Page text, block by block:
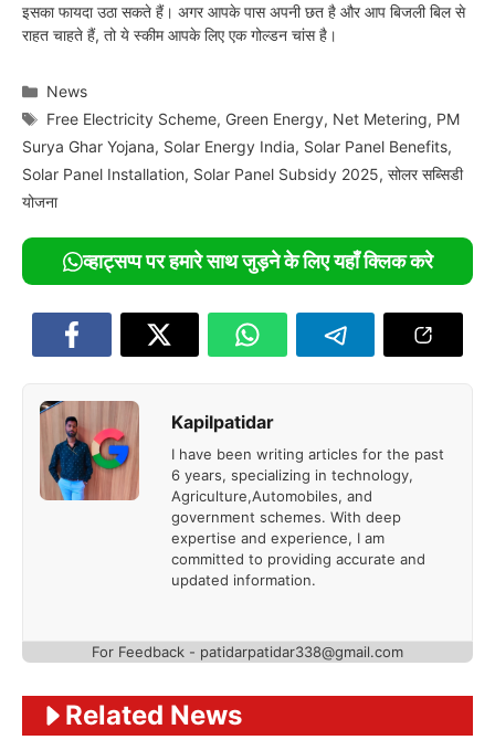
इसका फायदा उठा सकते हैं। अगर आपके पास अपनी छत है और आप बिजली बिल से
राहत चाहते हैं, तो ये स्कीम आपके लिए एक गोल्डन चांस है।
Categories
News
Tags
Free Electricity Scheme, Green Energy, Net Metering, PM
Surya Ghar Yojana, Solar Energy India, Solar Panel Benefits,
Solar Panel Installation, Solar Panel Subsidy 2025, सोलर सब्सिडी
योजना
व्हाट्सप्प पर हमारे साथ जुड़ने के लिए यहाँ क्लिक करे
Kapilpatidar
I have been writing articles for the past
6 years, specializing in technology,
Agriculture,Automobiles, and
government schemes. With deep
expertise and experience, I am
committed to providing accurate and
updated information.
For Feedback - patidarpatidar338@gmail.com
Related News